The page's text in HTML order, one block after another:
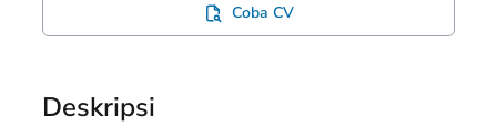
Coba CV
Deskripsi